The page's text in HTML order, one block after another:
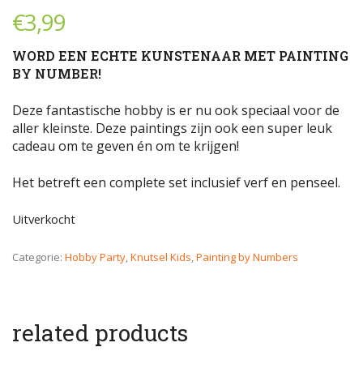
€3,99
WORD EEN ECHTE KUNSTENAAR MET PAINTING
BY NUMBER!
Deze fantastische hobby is er nu ook speciaal voor de
aller kleinste. Deze paintings zijn ook een super leuk
cadeau om te geven én om te krijgen!
Het betreft een complete set inclusief verf en penseel.
Uitverkocht
Categorie: Hobby Party,Knutsel Kids,Painting by Numbers
related products